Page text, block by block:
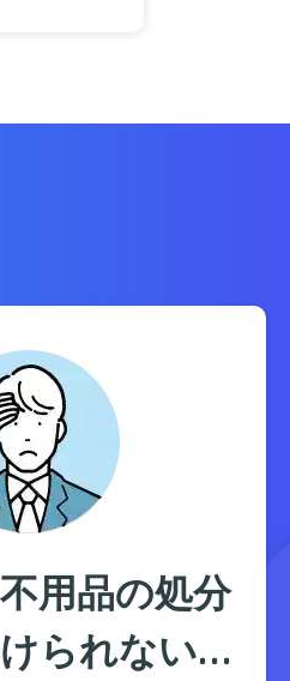
用品の処分
られない…